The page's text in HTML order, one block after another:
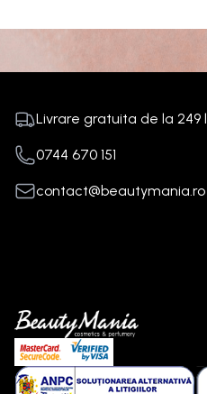
Livrare gratuita de la 249
0744 670 151
contact@beautymania.ro